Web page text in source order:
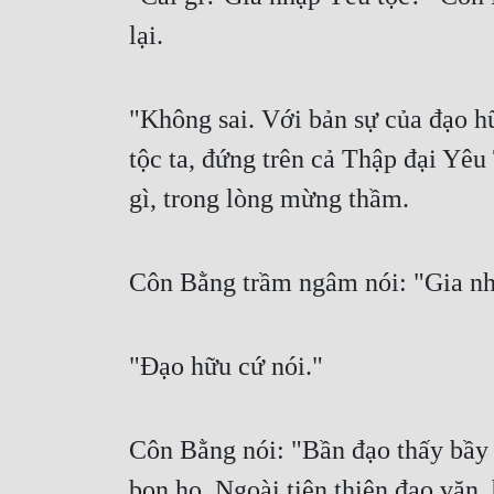
lại.
"Không sai. Với bản sự của đạo
tộc ta, đứng trên cả Thập đại
gì, trong lòng mừng thầm.
Côn Bằng trầm ngâm nói: "Gia
"Đạo hữu cứ nói."
Côn Bằng nói: "Bần đạo thấy